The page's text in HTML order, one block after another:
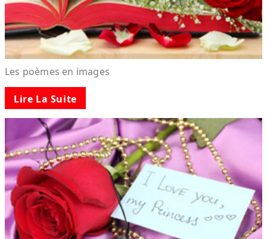
Les poèmes en images
Lire La Suite